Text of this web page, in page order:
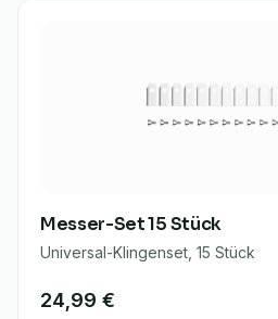
Messer-Set 15 Stück
Universal-Klingenset, 15 Stück
24,99 €